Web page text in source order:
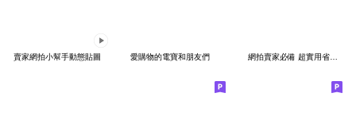
賣家網拍小幫手動態貼圖 愛購物的電寶和朋友們 網拍賣家必備 超實用省空間貼圖-更新版